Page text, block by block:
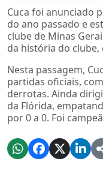
Cuca foi anunciado
do ano passado e
clube de Minas
da história do
Nesta passagem,
partidas oficiais,
derrotas. Ainda
da Flórida,
por 0 a 0. Foi